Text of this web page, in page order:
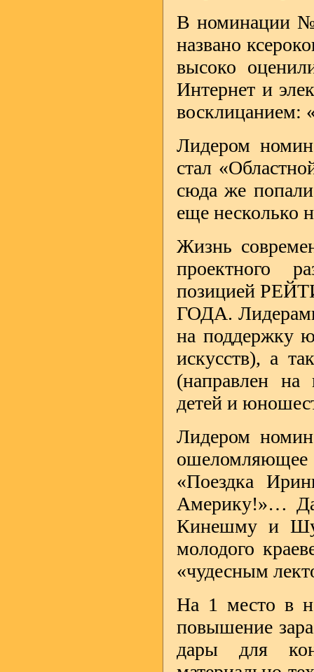
В номинации
названо
высоко
Интернет и
восклицанием:
Лидером
стал
сюда же
еще несколько
Жизнь
проектного
позицией
ГОДА.
на поддержку
искусств), а
(направлен на
детей и
Лидером
«Поездка
Америку!»…
Кинешму и
молодого
«чудесным
На 1 место в
повышение
дары для